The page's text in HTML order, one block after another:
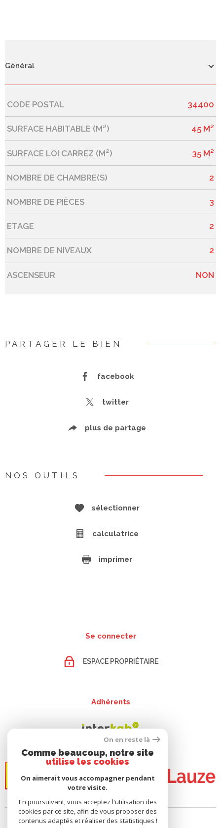
Général
Caractérisque Valeurs
CODE POSTAL 34400
SURFACE HABITABLE (M²) 45 M²
SURFACE LOI CARREZ (M²) 35 M²
NOMBRE DE CHAMBRE(S) 2
NOMBRE DE PIÈCES 3
ETAGE 2
NOMBRE DE NIVEAUX 2
ASCENSEUR NON
PARTAGER LE BIEN
facebook
twitter
plus de partage
NOS OUTILS
sélectionner
calculatrice
imprimer
Se connecter
ESPACE PROPRIÉTAIRE
Adhérents
On en reste là
Comme beaucoup, notre site
utilise les cookies
On aimerait vous accompagner pendant
votre visite.
En poursuivant, vous acceptez l'utilisation des
cookies par ce site, afin de vous proposer des
contenus adaptés et réaliser des statistiques !